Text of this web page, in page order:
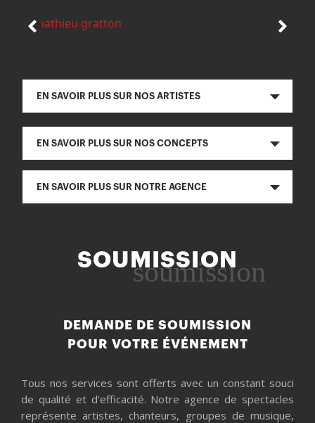
EN SAVOIR PLUS SUR NOS ARTISTES
EN SAVOIR PLUS SUR NOS CONCEPTS
EN SAVOIR PLUS SUR NOTRE AGENCE
SOUMISSION
soumission
DEMANDE DE SOUMISSION
POUR VOTRE ÉVÉNEMENT
Tous nos services sont offerts avec un constant souci
de qualité et d’efficacité. Notre agence de spectacles
représente artistes, chanteurs, groupes de musique,